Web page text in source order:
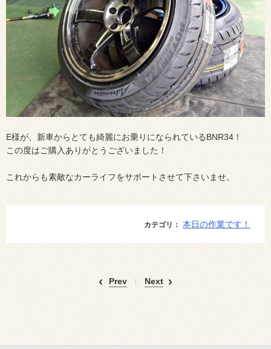
E様が、新車からとても綺麗にお乗りになられているBNR34！
この度はご購入ありがとうございました！
これからも素敵なカーライフをサポートさせて下さいませ。
カテゴリ： 本日の作業です！
Prev Next